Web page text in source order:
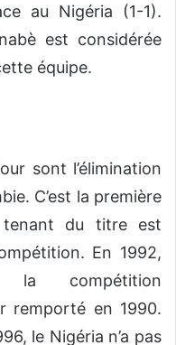
au Nigéria (1-1).
est considérée
équipe.
sont l’élimination
C’est la première
tenant du titre est
En 1992,
la compétition
remporté en 1990.
le Nigéria n’a pas